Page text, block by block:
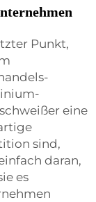
Punkt,
eine
sind,
daran,
es